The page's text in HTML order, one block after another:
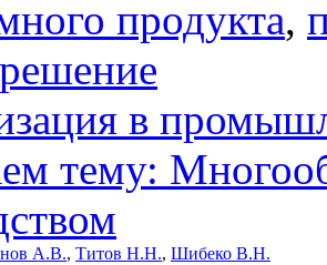
продукта,
в
тему:
А.В., Титов Н.Н., Шибеко В.Н.